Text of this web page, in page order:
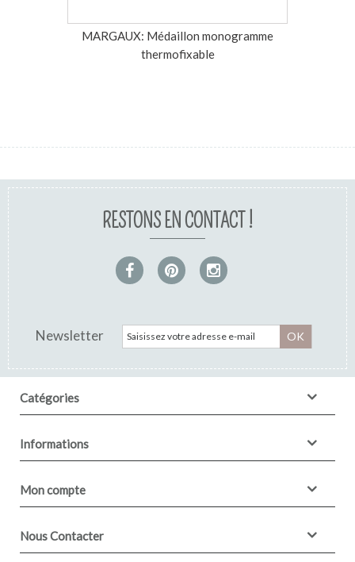
MARGAUX: Médaillon monogramme
thermofixable
RESTONS EN CONTACT !
Newsletter OK
Catégories
Informations
Mon compte
Nous Contacter